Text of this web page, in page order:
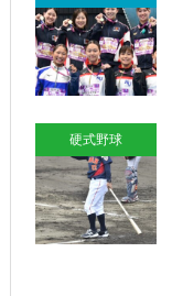
硬式野球